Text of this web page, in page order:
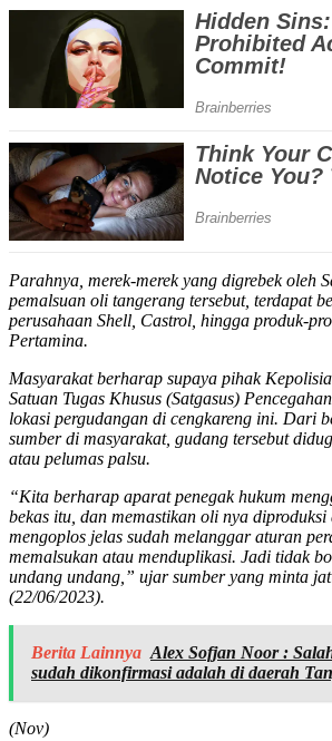
Parahnya, merek-merek yang digrebek oleh
pemalsuan oli tangerang tersebut, terdapat
perusahaan Shell, Castrol, hingga produk-
Pertamina.
Masyarakat berharap supaya pihak
Satuan Tugas Khusus (Satgasus)
lokasi pergudangan di cengkareng ini. Dari
sumber di masyarakat, gudang tersebut
atau pelumas palsu.
“Kita berharap aparat penegak hukum
bekas itu, dan memastikan oli nya
mengoplos jelas sudah melanggar aturan
memalsukan atau menduplikasi. Jadi tidak
undang undang,” ujar sumber yang minta
(22/06/2023).
Berita Lainnya Alex Sofjan Noor :
sudah dikonfirmasi adalah di daerah
(Nov)